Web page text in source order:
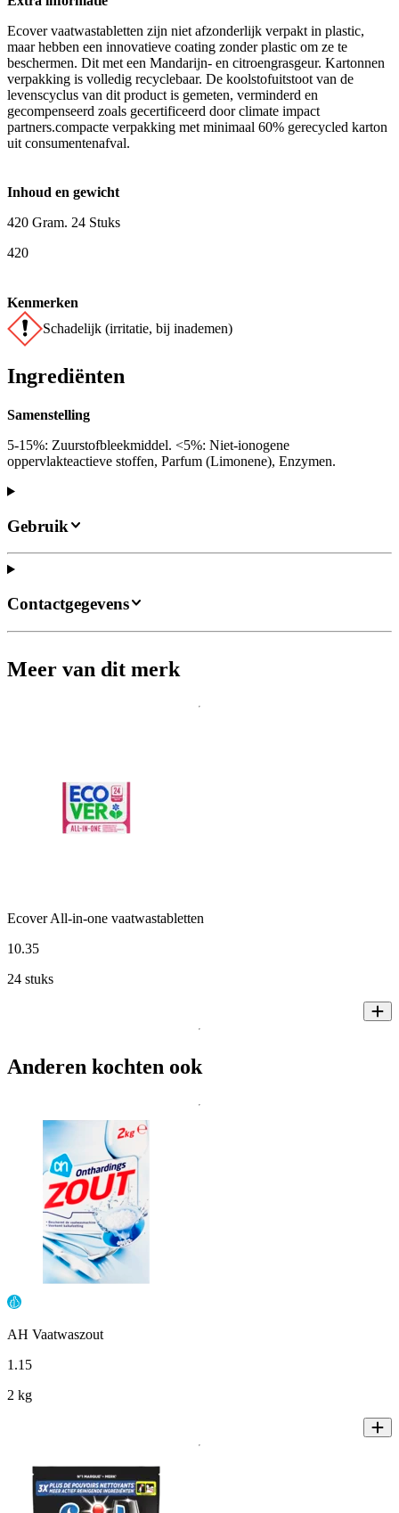
Ecover vaatwastabletten zijn niet afzonderlijk verpakt in plastic,
maar hebben een innovatieve coating zonder plastic om ze te
beschermen. Dit met een Mandarijn- en citroengrasgeur. Kartonnen
verpakking is volledig recyclebaar. De koolstofuitstoot van de
levenscyclus van dit product is gemeten, verminderd en
gecompenseerd zoals gecertificeerd door climate impact
partners.compacte verpakking met minimaal 60% gerecycled karton
uit consumentenafval.
Inhoud en gewicht
420 Gram. 24 Stuks
420
Kenmerken
Schadelijk (irritatie, bij inademen)
Ingrediënten
Samenstelling
5-15%: Zuurstofbleekmiddel. <5%: Niet-ionogene
oppervlakteactieve stoffen, Parfum (Limonene), Enzymen.
Gebruik
Contactgegevens
Meer van dit merk
Ecover All-in-one vaatwastabletten
10.35
24 stuks
Anderen kochten ook
AH Vaatwaszout
1 .15
2 kg